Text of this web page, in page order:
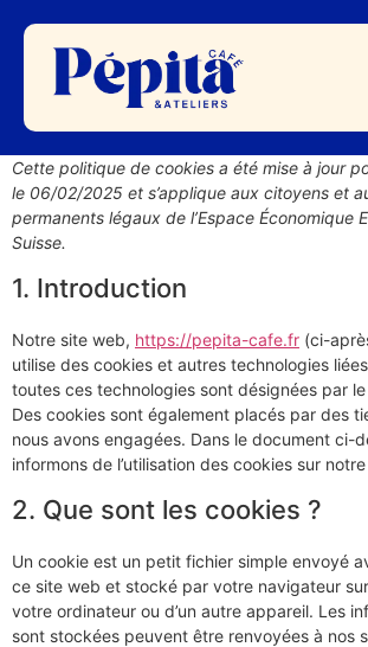
Cette politique de cookies a été mise à jour
le 06/02/2025 et s’applique aux citoyens et
permanents légaux de l’Espace Économique
Suisse.
1. Introduction
Notre site web, https://pepita-cafe.fr (ci-
utilise des cookies et autres technologies
toutes ces technologies sont désignées par
Des cookies sont également placés par des
nous avons engagées. Dans le document ci-
informons de l’utilisation des cookies sur
2. Que sont les cookies ?
Un cookie est un petit fichier simple envoyé
ce site web et stocké par votre navigateur
votre ordinateur ou d’un autre appareil. Les
sont stockées peuvent être renvoyées à nos